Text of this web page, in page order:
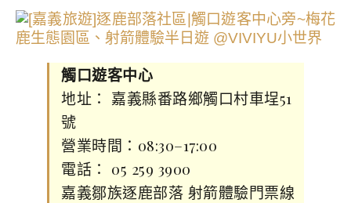
觸口遊客中心
地址： 嘉義縣番路鄉觸口村車埕51
號
營業時間：08:30–17:00
電話： 05 259 3900
嘉義鄒族逐鹿部落 射箭體驗門票線